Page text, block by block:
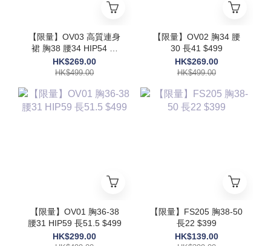
【限量】OV03 高質連身
裙 胸38 腰34 HIP54 長
48 $499
HK$269.00
HK$499.00
【限量】OV02 胸34 腰
30 長41 $499
HK$269.00
HK$499.00
【限量】OV01 胸36-38
腰31 HIP59 長51.5 $499
HK$299.00
【限量】FS205 胸38-50
長22 $399
HK$139.00